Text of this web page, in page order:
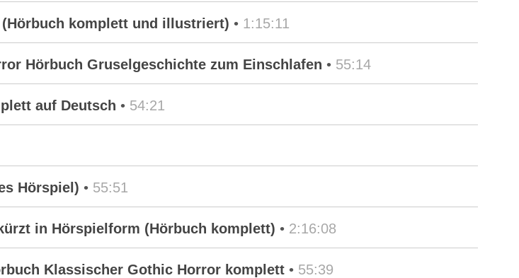
komplett und illustriert) • 1:15:11
Hörbuch Gruselgeschichte zum Einschlafen • 55:14
auf Deutsch • 54:21
Hörspiel) • 55:51
in Hörspielform (Hörbuch komplett) • 2:16:08
Klassischer Gothic Horror komplett • 55:39